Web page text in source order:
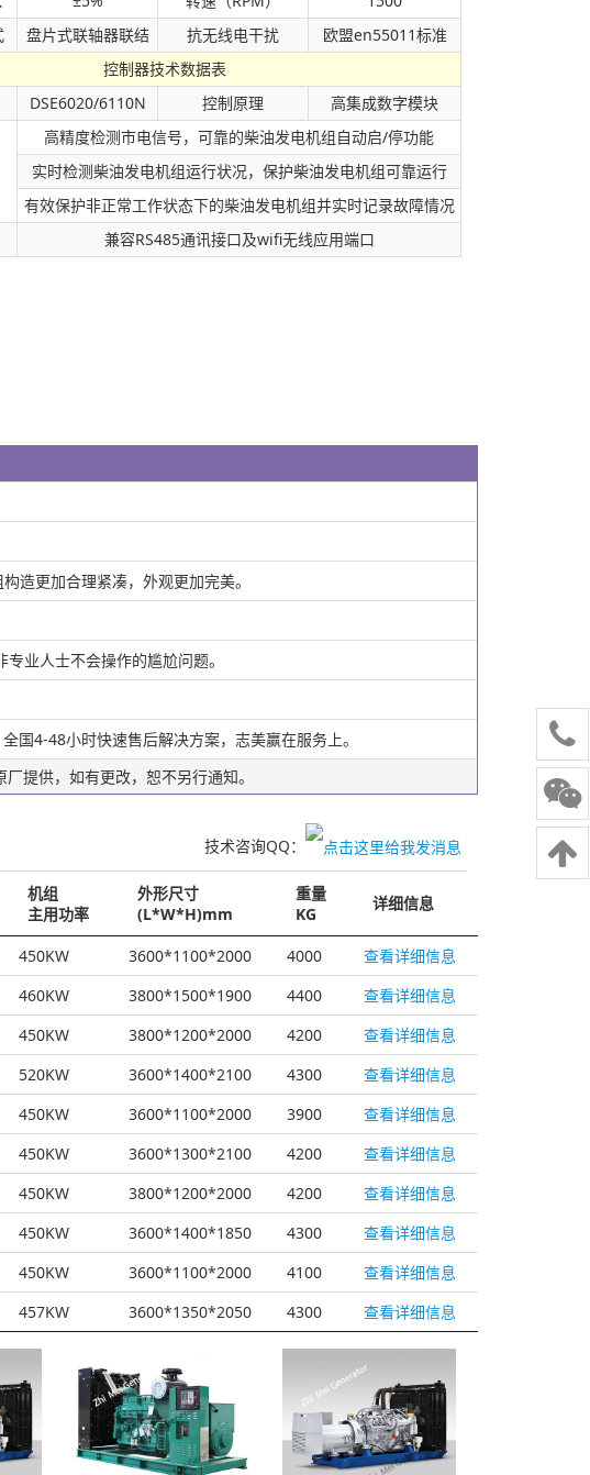
盘片式联轴器联结 抗无线电干扰
欧盟en55011标准
控制器技术数据表
DSE6020/6110N 控制原理
高集成数字模块
高精度检测市电信号，可靠的柴油发电机组自动启/停功能
实时检测柴油发电机组运行状况，保护柴油发电机组可靠运行
有效保护非正常工作状态下的柴油发电机组并实时记录故障情况
兼容RS485通讯接口及wifi无线应用端口
造更加合理紧凑，外观更加完美。
业人士不会操作的尴尬问题。
国4-48小时快速售后解决方案，志美赢在服务上。
提供，如有更改，恕不另行通知。
技术咨询QQ：
机组
主用功率
外形尺寸
(L*W*H)mm
重量
KG
详细信息
450KW 3600*1100*2000 4000
查看详细信息
460KW 3800*1500*1900 4400
查看详细信息
450KW 3800*1200*2000 4200
查看详细信息
520KW 3600*1400*2100 4300
查看详细信息
450KW 3600*1100*2000 3900
查看详细信息
450KW 3600*1300*2100 4200
查看详细信息
450KW 3800*1200*2000 4200
查看详细信息
450KW 3600*1400*1850 4300
查看详细信息
450KW 3600*1100*2000 4100
查看详细信息
457KW 3600*1350*2050 4300 查看详细信息
电话